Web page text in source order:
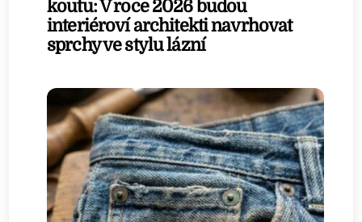
koutu: V roce 2026 budou
interiéroví architekti navrhovat
sprchy ve stylu lázní